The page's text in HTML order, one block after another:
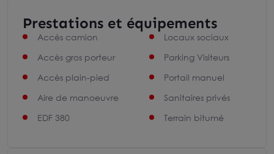
Prestations et équipements
Accès camion
Accès gros porteur
Accès plain-pied
Aire de manoeuvre
EDF 380
Locaux sociaux
Parking Visiteurs
Portail manuel
Sanitaires privés
Terrain bitumé